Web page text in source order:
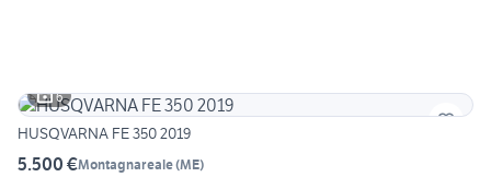
6
HUSQVARNA FE 350 2019
5.500 €Montagnareale(ME)